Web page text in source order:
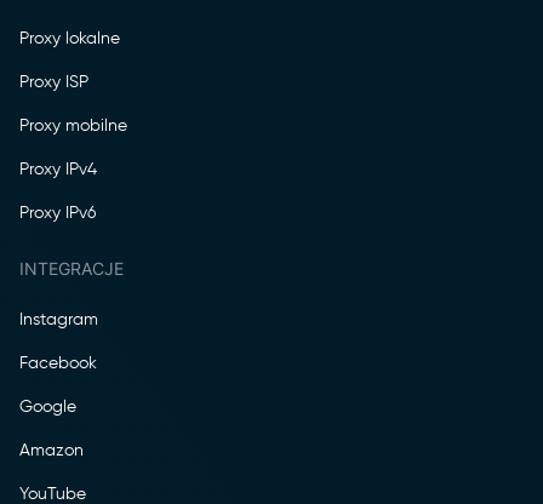
Proxy lokalne
Proxy ISP
Proxy mobilne
Proxy IPv4
Proxy IPv6
INTEGRACJE
Instagram
Facebook
Google
Amazon
YouTube